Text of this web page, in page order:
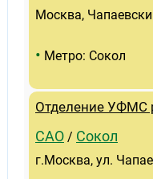
Москва,
• Метро: Сокол
Отделение УФМС
САО / Сокол
г.Москва, ул.